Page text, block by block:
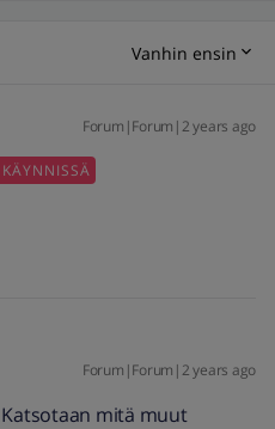
Vanhin ensin
Forum|Forum|2 years ago
Forum|Forum|2 years ago
mitä muut